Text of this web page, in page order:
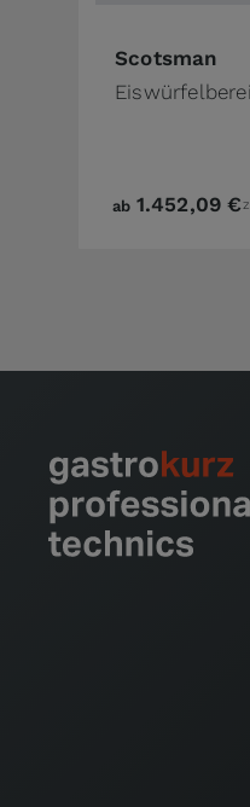
Scotsman
The price
ab 1.452,09 €